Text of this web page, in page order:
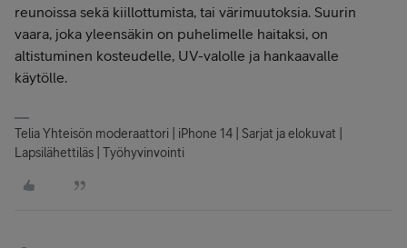
reunoissa sekä kiillottumista, tai värimuutoksia. Suurin
vaara, joka yleensäkin on puhelimelle haitaksi, on
altistuminen kosteudelle, UV-valolle ja hankaavalle
käytölle.
Telia Yhteisön moderaattori | iPhone 14 | Sarjat ja elokuvat |
Lapsilähettiläs | Työhyvinvointi